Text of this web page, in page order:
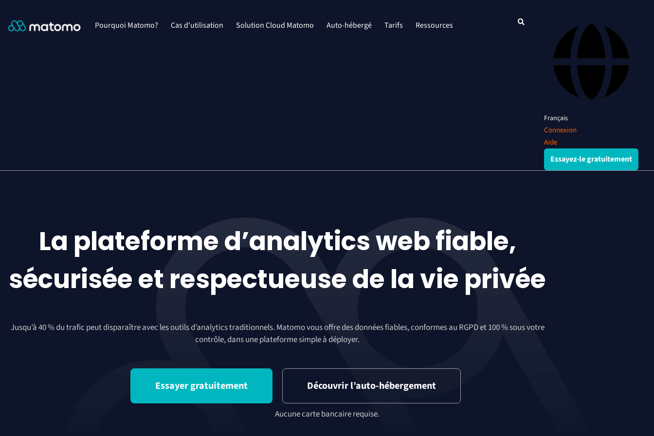
Pourquoi Matomo? Cas d'utilisation Solution Cloud Matomo Auto-hébergé Tarifs Ressources
Français
Connexion
Aide
Essayez-le gratuitement
La plateforme d’analytics webfiable,
sécurisée et respectueuse de la vie privée
Jusqu’à 40 % du trafic peut disparaître avec les outils d’analytics traditionnels. Matomo vous offre des données fiables, conformes au RGPD et 100 % sous votre
contrôle, dans une plateforme simple à déployer.
Essayer gratuitement Découvrir l’auto-hébergement
Aucune carte bancaire requise.